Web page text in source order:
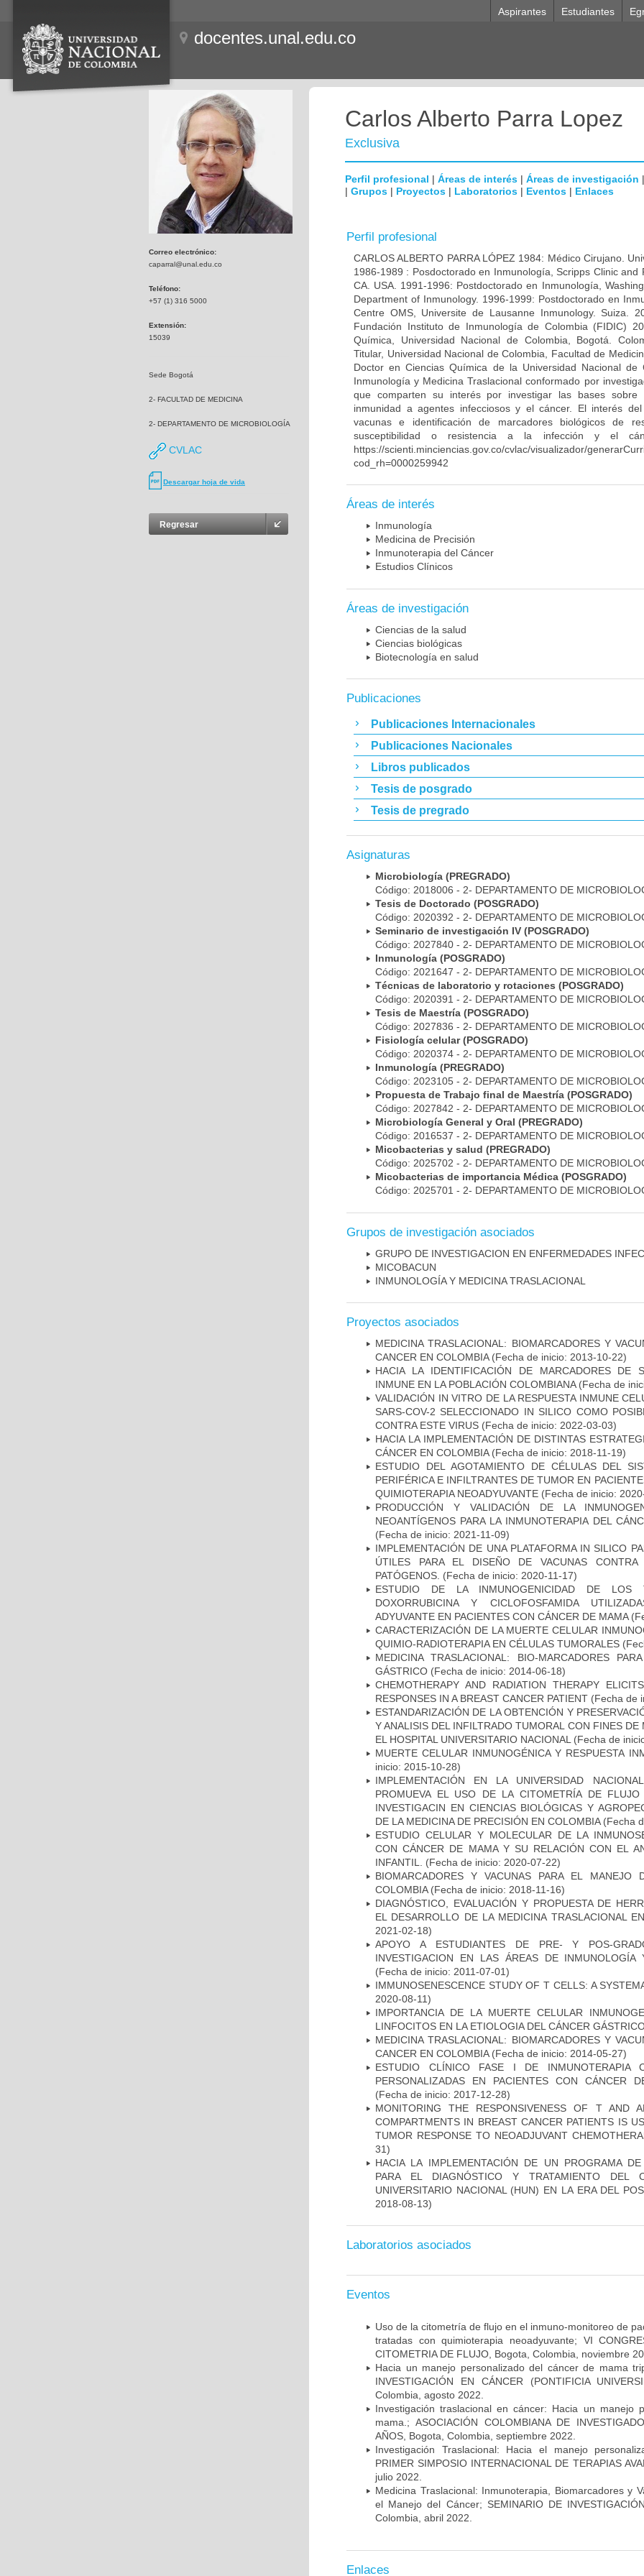
Aspirantes Estudiantes
docentes.unal.edu.co
Correo electrónico:
caparral@unal.edu.co
Teléfono:
+57 (1) 316 5000
Extensión:
15039
Sede Bogotá
2- FACULTAD DE MEDICINA
2- DEPARTAMENTO DE MICROBIOLOGÍA
CVLAC
Descargar hoja de vida
Regresar
Carlos Alberto Parra Lopez
Exclusiva
Perfil profesional | Áreas de interés | Áreas de investigación |
| Grupos | Proyectos | Laboratorios | Eventos | Enlaces
Perfil profesional
CARLOS ALBERTO PARRA LÓPEZ 1984: Médico Cirujano.
1986-1989 : Posdoctorado en Inmunología, Scripps Clinic and
CA. USA. 1991-1996: Postdoctorado en Inmunología,
Department of Inmunology. 1996-1999: Postdoctorado en
Centre OMS, Universite de Lausanne Inmunology. Suiza.
Fundación Instituto de Inmunología de Colombia (FIDIC)
Química, Universidad Nacional de Colombia, Bogotá.
Titular, Universidad Nacional de Colombia, Facultad de
Doctor en Ciencias Química de la Universidad Nacional
Inmunología y Medicina Traslacional conformado por
que comparten su interés por investigar las bases sobre
inmunidad a agentes infecciosos y el cáncer. El interés
vacunas e identificación de marcadores biológicos de
susceptibilidad o resistencia a la infección y el
https://scienti.minciencias.gov.co/cvlac/visualizador/
cod_rh=0000259942
Áreas de interés
Inmunología
Medicina de Precisión
Inmunoterapia del Cáncer
Estudios Clínicos
Áreas de investigación
Ciencias de la salud
Ciencias biológicas
Biotecnología en salud
Publicaciones
Publicaciones Internacionales
Publicaciones Nacionales
Libros publicados
Tesis de posgrado
Tesis de pregrado
Asignaturas
Microbiología (PREGRADO)
Código: 2018006 - 2- DEPARTAMENTO DE
Tesis de Doctorado (POSGRADO)
Código: 2020392 - 2- DEPARTAMENTO DE
Seminario de investigación IV (POSGRADO)
Código: 2027840 - 2- DEPARTAMENTO DE
Inmunología (POSGRADO)
Código: 2021647 - 2- DEPARTAMENTO DE
Técnicas de laboratorio y rotaciones (POSGRADO)
Código: 2020391 - 2- DEPARTAMENTO DE
Tesis de Maestría (POSGRADO)
Código: 2027836 - 2- DEPARTAMENTO DE
Fisiología celular (POSGRADO)
Código: 2020374 - 2- DEPARTAMENTO DE
Inmunología (PREGRADO)
Código: 2023105 - 2- DEPARTAMENTO DE
Propuesta de Trabajo final de Maestría (POSGRADO)
Código: 2027842 - 2- DEPARTAMENTO DE
Microbiología General y Oral (PREGRADO)
Código: 2016537 - 2- DEPARTAMENTO DE
Micobacterias y salud (PREGRADO)
Código: 2025702 - 2- DEPARTAMENTO DE
Micobacterias de importancia Médica (POSGRADO)
Código: 2025701 - 2- DEPARTAMENTO DE
Grupos de investigación asociados
GRUPO DE INVESTIGACION EN ENFERMEDADES
MICOBAC­UN
INMUNOLOGÍA Y MEDICINA TRASLACIONAL
Proyectos asociados
MEDICINA TRASLACIONAL: BIOMARCADORES Y
CANCER EN COLOMBIA(Fecha de inicio: 2013-10-22)
HACIA LA IDENTIFICACIÓN DE MARCADORES DE
INMUNE EN LA POBLACIÓN COLOMBIANA(Fecha de
VALIDACIÓN IN VITRO DE LA RESPUESTA INMUNE
SARS-COV-2 SELECCIONADO IN SILICO COMO
CONTRA ESTE VIRUS (Fecha de inicio: 2022-03-03)
HACIA LA IMPLEMENTACIÓN DE DISTINTAS
CÁNCER EN COLOMBIA(Fecha de inicio: 2018-11-19)
ESTUDIO DEL AGOTAMIENTO DE CÉLULAS DEL
PERIFÉRICA E INFILTRANTES DE TUMOR EN
QUIMIOTERAPIA NEOADYUVANTE (Fecha de inicio:
PRODUCCIÓN Y VALIDACIÓN DE LA
NEOANTÍGENOS PARA LA INMUNOTERAPIA DEL
(Fecha de inicio: 2021-11-09)
IMPLEMENTACIÓN DE UNA PLATAFORMA IN SILICO
ÚTILES PARA EL DISEÑO DE VACUNAS
PATÓGENOS. (Fecha de inicio: 2020-11-17)
ESTUDIO DE LA INMUNOGENICIDAD DE LOS
DOXORRUBICINA Y CICLOFOSFAMIDA
ADYUVANTE EN PACIENTES CON CÁNCER DE MAMA
CARACTERIZACIÓN DE LA MUERTE CELULAR
QUIMIO-RADIOTERAPIA EN CÉLULAS TUMORALES
MEDICINA TRASLACIONAL: BIO-MARCADORES
GÁSTRICO (Fecha de inicio: 2014-06-18)
CHEMOTHERAPY AND RADIATION THERAPY
RESPONSES IN A BREAST CANCER PATIENT (Fecha de
ESTANDARIZACIÓN DE LA OBTENCIÓN Y
Y ANALISIS DEL INFILTRADO TUMORAL CON FINES DE
EL HOSPITAL UNIVERSITARIO NACIONAL (Fecha de
MUERTE CELULAR INMUNOGÉNICA Y RESPUESTA
inicio: 2015-10-28)
IMPLEMENTACIÓN EN LA UNIVERSIDAD
PROMUEVA EL USO DE LA CITOMETRÍA DE FLUJO
INVESTIGACIN EN CIENCIAS BIOLÓGICAS Y
DE LA MEDICINA DE PRECISIÓN EN COLOMBIA(Fecha
ESTUDIO CELULAR Y MOLECULAR DE LA
CON CÁNCER DE MAMA Y SU RELACIÓN CON EL
INFANTIL.
(Fecha de inicio: 2020-07-22)
BIOMARCADORES Y VACUNAS PARA EL MANEJO
COLOMBIA(Fecha de inicio: 2018-11-16)
DIAGNÓSTICO, EVALUACIÓN Y PROPUESTA DE
EL DESARROLLO DE LA MEDICINA TRASLACIONAL
2021-02-18)
APOYO A ESTUDIANTES DE PRE- Y POS-
INVESTIGACION EN LAS ÁREAS DE INMUNOLOGÍA
(Fecha de inicio: 2011-07-01)
IMMUNOSENESCENCE STUDY OF T CELLS: A
2020-08-11)
IMPORTANCIA DE LA MUERTE CELULAR
LINFOCITOS EN LA ETIOLOGIA DEL CÁNCER
MEDICINA TRASLACIONAL: BIOMARCADORES Y
CANCER EN COLOMBIA(Fecha de inicio: 2014-05-27)
ESTUDIO CLÍNICO FASE I DE INMUNOTERAPIA
PERSONALIZADAS EN PACIENTES CON CÁNCER
(Fecha de inicio: 2017-12-28)
MONITORING THE RESPONSIVENESS OF T AND
COMPARTMENTS IN BREAST CANCER PATIENTS IS
TUMOR RESPONSE TO NEOADJUVANT
31)
HACIA LA IMPLEMENTACIÓN DE UN PROGRAMA
PARA EL DIAGNÓSTICO Y TRATAMIENTO DEL
UNIVERSITARIO NACIONAL (HUN) EN LA ERA DEL
2018-08-13)
Laboratorios asociados
Eventos
Uso de la citometría de flujo en el inmuno-monitoreo de
tratadas con quimioterapia neoadyuvante; VI
CITOMETRIA DE FLUJO, Bogota, Colombia, noviembre
Hacia un manejo personalizado del cáncer de mama
INVESTIGACIÓN EN CÁNCER (PONTIFICIA
Colombia, agosto 2022.
Investigación traslacional en cáncer: Hacia un manejo
mama.; ASOCIACIÓN COLOMBIANA DE
AÑOS, Bogota, Colombia, septiembre 2022.
Investigación Traslacional: Hacia el manejo
PRIMER SIMPOSIO INTERNACIONAL DE TERAPIAS
julio 2022.
Medicina Traslacional: Inmunoterapia, Biomarcadores y
el Manejo del Cáncer; SEMINARIO DE
Colombia, abril 2022.
Enlaces